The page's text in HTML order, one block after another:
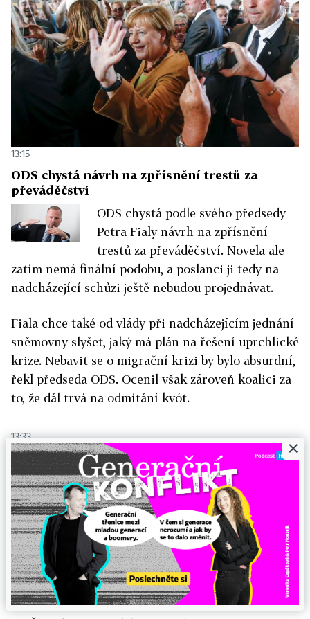
13:15
ODS chystá návrh na zpřísnění trestů za
převáděčství
ODS chystá podle svého předsedy
Petra Fialy návrh na zpřísnění
trestů za převáděčství. Novela ale
zatím nemá finální podobu, a poslanci ji tedy na
nadcházející schůzi ještě nebudou projednávat.
Fiala chce také od vlády při nadcházejícím jednání
sněmovny slyšet, jaký má plán na řešení uprchlické
krize. Nebavit se o migrační krizi by bylo absurdní,
řekl předseda ODS. Ocenil však zároveň koalici za
to, že dál trvá na odmítání kvót.
13:33
Dánsko nebude bránit průchodu běžencům na
cestě do Švédska
"Je to policejní rozhodnutí založené na
možnostech, které nám umožňují zákony a závazky.
Nemůžeme držet cizince, kteří nehledají azyl a
které nemůžeme rychlo poslat zpět," uvedl v
prohlášení policejní prezident Jens Henrik
Höjberg.
×